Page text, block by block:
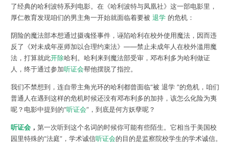
了经典的哈利波特系列电影。在《哈利波特与凤凰社》这一部电影里，
厚仁教育发现咱们的男主角一开始就面临着要被 退学的危机：
阴险的魔法部本想通过摄魂怪事件，诬陷哈利在校外使用魔法，因而违
反了《对未成年巫师加以合理约束法》——禁止未成年人在校外滥用魔
法，打算就此开除哈利。哈利来到魔法部受审，邓布利多为哈利做证
人，终于通过参加听证会帮他摆脱了指控。
我们不禁想到，连自带主角光环的哈利都曾面临“被 退学 ”的危机，咱们
普通人在遇到这样的危机时候还没有邓布利多的加持，该怎么化险为夷
呢？电影中提到的“听证会”，到底是何方妖孽呢？
听证会， 第一次听到这个名词的时候你可能有些陌生。它相当于美国校
园里特殊的“法庭”，学术诚信听证会的目的是监察院校学生的学术诚信。